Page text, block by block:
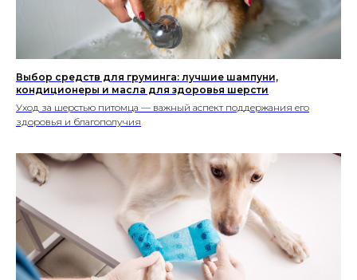
Выбор средств для груминга: лучшие шампуни,
кондиционеры и масла для здоровья шерсти
Уход за шерстью питомца — важный аспект поддержания его
здоровья и благополучия
Персональная страница питомника
Стать соавтором или экспертом
Спонсорство или реклама
Продвижение клиники
#КогтотекаИстория
История на лапках
Юридическая информация
rus2project@gmail.com
+7 (920) 028-22-48
Создание, поддержка
и продвижение сайтов